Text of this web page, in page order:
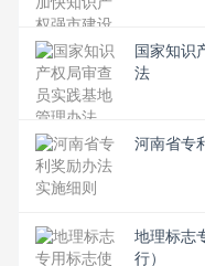
国家知识
法
河南省专
地理标志
行）